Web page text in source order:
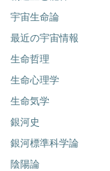
宇宙生命論
最近の宇宙情報
生命哲理
生命心理学
生命気学
銀河史
銀河標準科学論
陰陽論